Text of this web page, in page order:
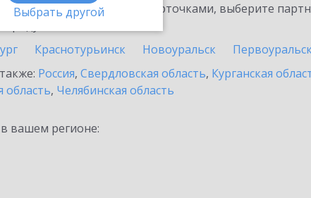
Выбрать другой
с информационными карточками, выберите
Краснотурьинск Новоуральск Первоуральск
Россия, Свердловская область, Курганская
область, Челябинская область
вашем регионе: